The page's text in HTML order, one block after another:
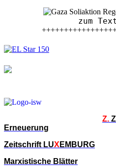
zum
Z.
Erneuerung
Zeitschrift LUX EMBURG
Marxistische Blätter